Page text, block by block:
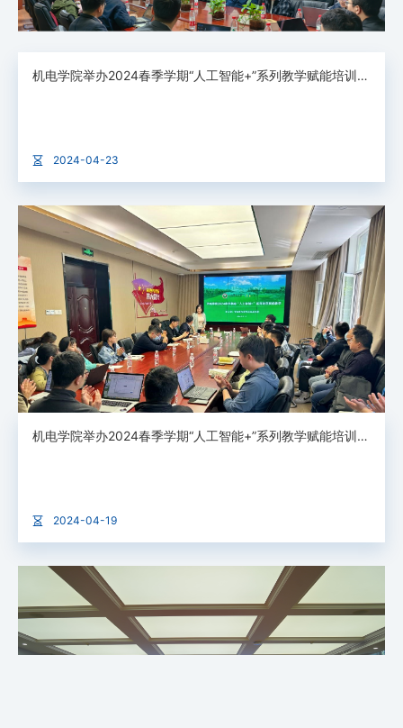
机电学院举办2024春季学期“人工智能+”系列教学赋能培训第三期：备战青教赛（下）
2024-04-23
机电学院举办2024春季学期“人工智能+”系列教学赋能培训第二期：备战青教赛（中）
2024-04-19